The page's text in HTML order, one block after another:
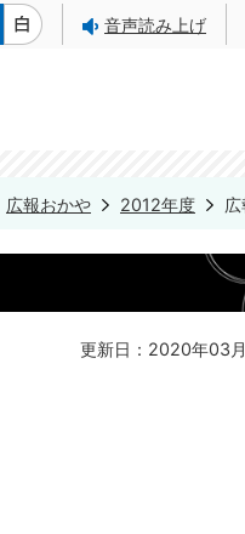
音声読み上げ
広報おかや 2012年度
更新日：2020年03